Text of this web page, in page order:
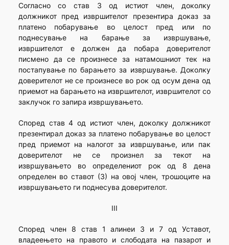
Согласно со став 3 од истиот член, доколку
должникот пред извршителот презентира доказ за
платено побарување во целост пред или по
поднесување на барање за извршување,
извршителот е должен да побара доверителот
писмено да се произнесе за натамошниот тек на
постапување по барањето за извршување. Доколку
доверителот не се произнесе во рок од осум дена од
приемот на барањето на извршителот, извршителот со
заклучок го запира извршувањето.
Според став 4 од истиот член, доколку должникот
презентирал доказ за платено побарување во целост
пред приемот на налогот за извршување, или пак
доверителот не се произнел за текот на
извршувањето во определениот рок од 8 дена
определен во ставот (3) на овој член, трошоците на
извршувањето ги поднесува доверителот.
III
Според член 8 став 1 алинеи 3 и 7 од Уставот,
владеењето на правото и слободата на пазарот и